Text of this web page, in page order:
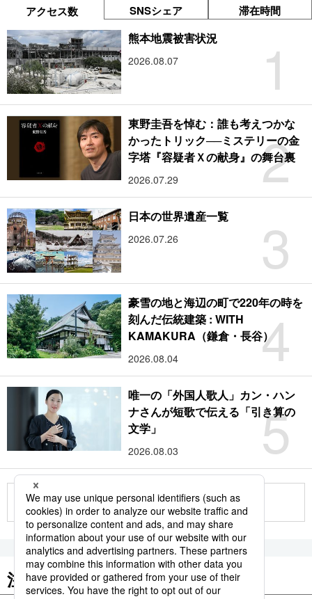
アクセス数 SNSシェア 滞在時間
1
熊本地震被害状況
2026.08.07
2
東野圭吾を悼む：誰も考えつかな
かったトリック──ミステリーの金
字塔『容疑者Ｘの献身』の舞台裏
2026.07.29
3
日本の世界遺産一覧
2026.07.26
4
豪雪の地と海辺の町で220年の時を
刻んだ伝統建築 : WITH
KAMAKURA（鎌倉・長谷）
2026.08.04
5
唯一の「外国人歌人」カン・ハン
ナさんが短歌で伝える「引き算の
文学」
2026.08.03
もっと見る
注目のキーワード